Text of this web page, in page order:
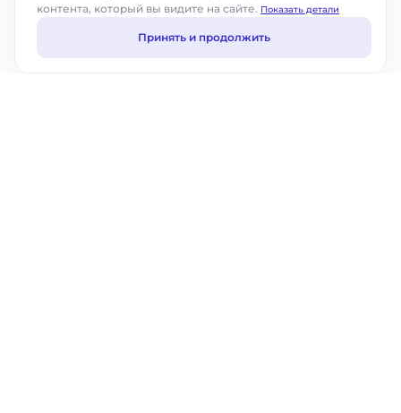
контента, который вы видите на сайте. Показать детали
Принять и продолжить